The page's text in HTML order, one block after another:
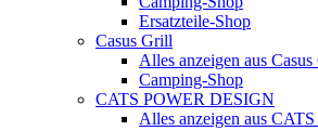
Ersatzteile-Shop
Casus Grill
Alles anzeigen aus
Camping-Shop
CATS POWER DESIGN
Alles anzeigen aus